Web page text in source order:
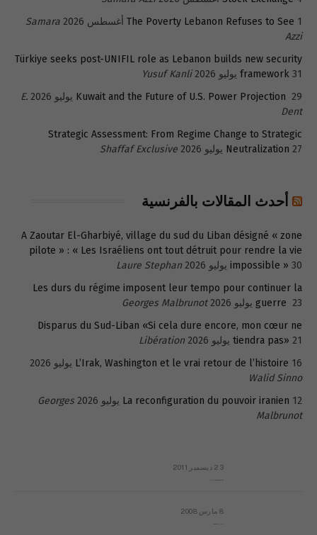
The Poverty Lebanon Refuses to See 1 أغسطس 2026
Samara
Azzi
Türkiye seeks post-UNIFIL role as Lebanon builds new security
framework 31 يوليو 2026
Yusuf Kanli
Kuwait and the Future of U.S. Power Projection 29 يوليو 2026
E.
Dent
Strategic Assessment: From Regime Change to Strategic
Neutralization 27 يوليو 2026 Shaffaf Exclusive
أحدث المقالات بالفرنسية
A Zaoutar El-Gharbiyé, village du sud du Liban désigné « zone
pilote » : « Les Israéliens ont tout détruit pour rendre la vie
impossible » 30 يوليو 2026
Laure Stephan
Les durs du régime imposent leur tempo pour continuer la
guerre 23 يوليو 2026
Georges Malbrunot
Disparus du Sud-Liban «Si cela dure encore, mon cœur ne
tiendra pas» 21 يوليو 2026
Libération
L’Irak, Washington et le vrai retour de l’histoire 16 يوليو 2026
Walid Sinno
La reconfiguration du pouvoir iranien 12 يوليو 2026
Georges
Malbrunot
23 ديسمبر 2011
8 مارس 2008